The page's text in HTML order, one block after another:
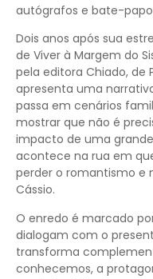
autógrafos e bate-
Dois anos após sua
de Viver à Margem do
pela editora Chiado, de
apresenta uma
passa em cenários
mostrar que não é
impacto de uma
acontece na rua em
perder o romantismo e
Cássio.
O enredo é marcado
dialogam com o
transforma
conhecemos, a